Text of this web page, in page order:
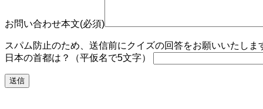
お問い合わせ本文(必須)
スパム防止のため、送信前にクイズの回答をお願いいたしま
日本の首都は？（平仮名で5文字）